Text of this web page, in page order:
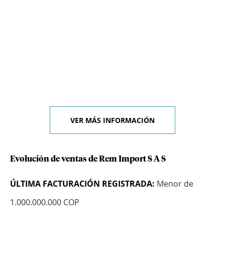
VER MÁS INFORMACIÓN
Evolución de ventas de Rem Import S A S
ÚLTIMA FACTURACIÓN REGISTRADA: Menor de
1.000.000.000 COP